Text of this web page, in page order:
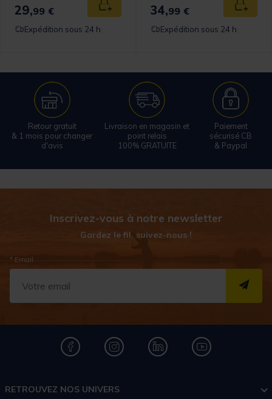
panier
29,99 € Ajouter au panier
Expédition sous 24 h
34,99 €
Expédition sous 24 h
Retour gratuit
& 1 mois pour changer
d'avis
Livraison en magasin et
point relais
100% GRATUITE
Paiement
sécurisé CB
& Paypal
Inscrivez-vous à notre newsletter
Gardez le fil, suivez-nous !
* Email
RETROUVEZ NOS UNIVERS